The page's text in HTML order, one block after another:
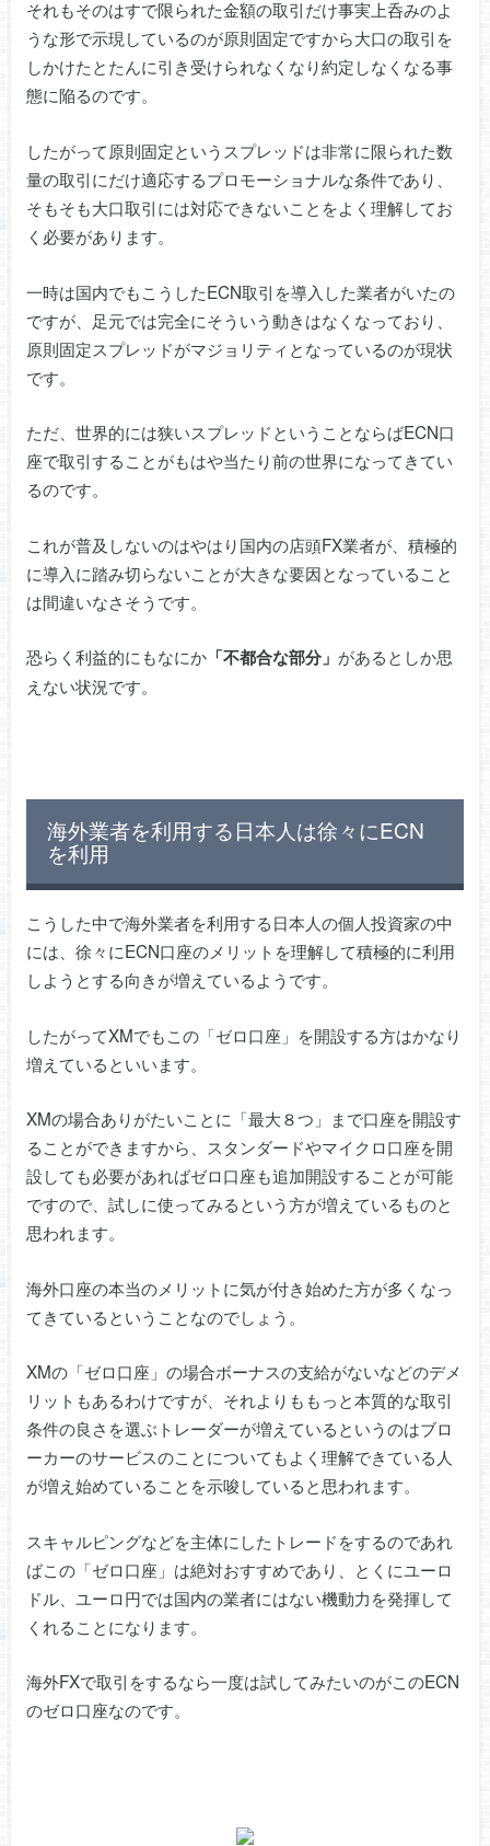
それもそのはすで限られた金額の取引だけ事実上呑みのよ
うな形で示現しているのが原則固定ですから大口の取引を
しかけたとたんに引き受けられなくなり約定しなくなる事
態に陥るのです。
したがって原則固定というスプレッドは非常に限られた数
量の取引にだけ適応するプロモーショナルな条件であり、
そもそも大口取引には対応できないことをよく理解してお
く必要があります。
一時は国内でもこうしたECN取引を導入した業者がいたの
ですが、足元では完全にそういう動きはなくなっており、
原則固定スプレッドがマジョリティとなっているのが現状
です。
ただ、世界的には狭いスプレッドということならばECN口
座で取引することがもはや当たり前の世界になってきてい
るのです。
これが普及しないのはやはり国内の店頭FX業者が、積極的
に導入に踏み切らないことが大きな要因となっていること
は間違いなさそうです。
恐らく利益的にもなにか「不都合な部分」 があるとしか思
えない状況です。
海外業者を利用する日本人は徐々にECN
を利用
こうした中で海外業者を利用する日本人の個人投資家の中
には、徐々にECN口座のメリットを理解して積極的に利用
しようとする向きが増えているようです。
したがってXMでもこの「ゼロ口座」を開設する方はかなり
増えているといいます。
XMの場合ありがたいことに「最大８つ」まで口座を開設す
ることができますから、スタンダードやマイクロ口座を開
設しても必要があればゼロ口座も追加開設することが可能
ですので、試しに使ってみるという方が増えているものと
思われます。
海外口座の本当のメリットに気が付き始めた方が多くなっ
てきているということなのでしょう。
XMの「ゼロ口座」の場合ボーナスの支給がないなどのデメ
リットもあるわけですが、それよりももっと本質的な取引
条件の良さを選ぶトレーダーが増えているというのはブロ
ーカーのサービスのことについてもよく理解できている人
が増え始めていることを示唆していると思われます。
スキャルピングなどを主体にしたトレードをするのであれ
ばこの「ゼロ口座」は絶対おすすめであり、とくにユーロ
ドル、ユーロ円では国内の業者にはない機動力を発揮して
くれることになります。
海外FXで取引をするなら一度は試してみたいのがこのECN
のゼロ口座なのです。